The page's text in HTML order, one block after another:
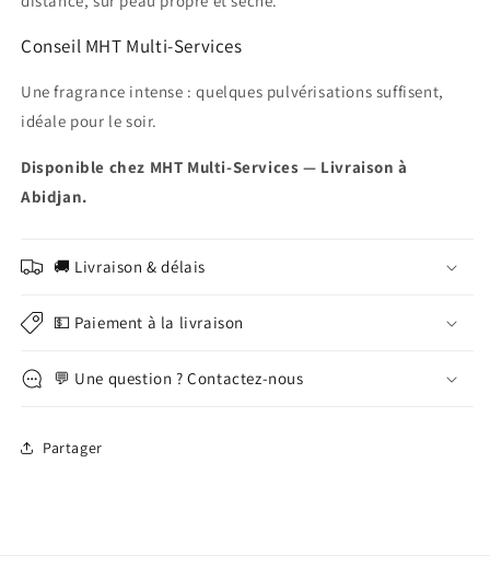
Conseil MHT Multi-Services
Une fragrance intense : quelques pulvérisations suffisent,
idéale pour le soir.
Disponible chez MHT Multi-Services — Livraison à
Abidjan.
🚚 Livraison & délais
💵 Paiement à la livraison
💬 Une question ? Contactez-nous
Partager